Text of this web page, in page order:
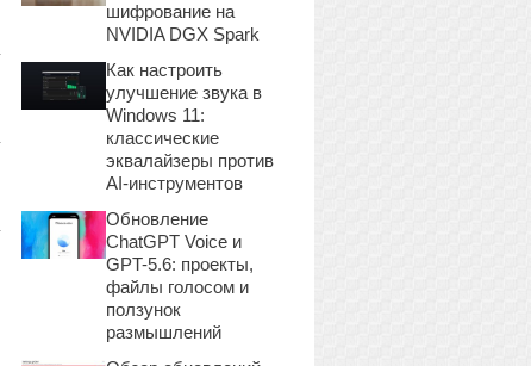
шифрование на
NVIDIA DGX Spark
Как настроить
улучшение звука в
Windows 11:
классические
эквалайзеры против
AI-инструментов
Обновление
ChatGPT Voice и
GPT-5.6: проекты,
файлы голосом и
ползунок
размышлений